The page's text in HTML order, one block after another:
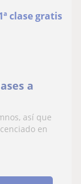
clase gratis
a
así que
en